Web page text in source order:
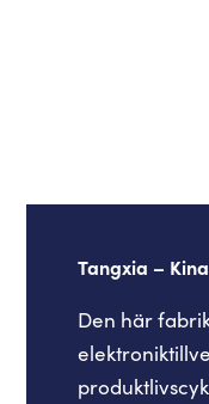
Tangxia – Kina
Den här